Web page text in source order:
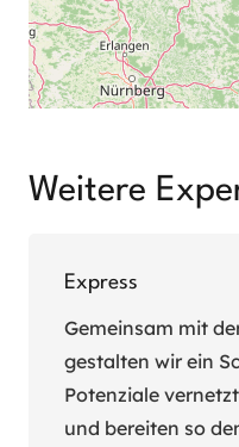
Weitere
Express
Gemeinsam mit
gestalten wir ein
Potenziale
und bereiten so